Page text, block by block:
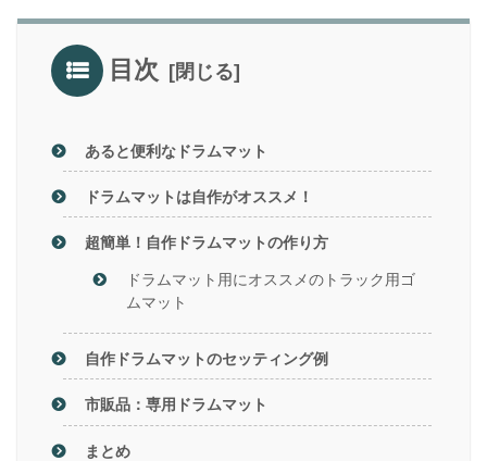
目次
あると便利なドラムマット
ドラムマットは自作がオススメ！
超簡単！自作ドラムマットの作り方
ドラムマット用にオススメのトラック用ゴ
ムマット
自作ドラムマットのセッティング例
市販品：専用ドラムマット
まとめ